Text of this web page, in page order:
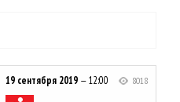
19 сентября 2019 — 12:00 8018